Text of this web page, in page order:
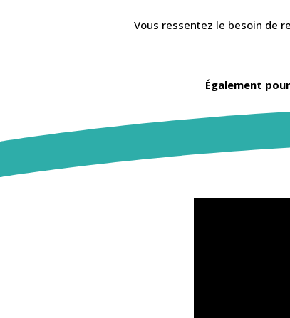
Vous ressentez le besoin de
Également